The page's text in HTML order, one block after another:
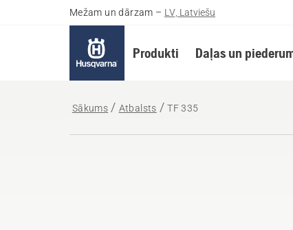
Mežam un dārzam – LV, Latviešu
Produkti Daļas un
Sākums Atbalsts TF 335